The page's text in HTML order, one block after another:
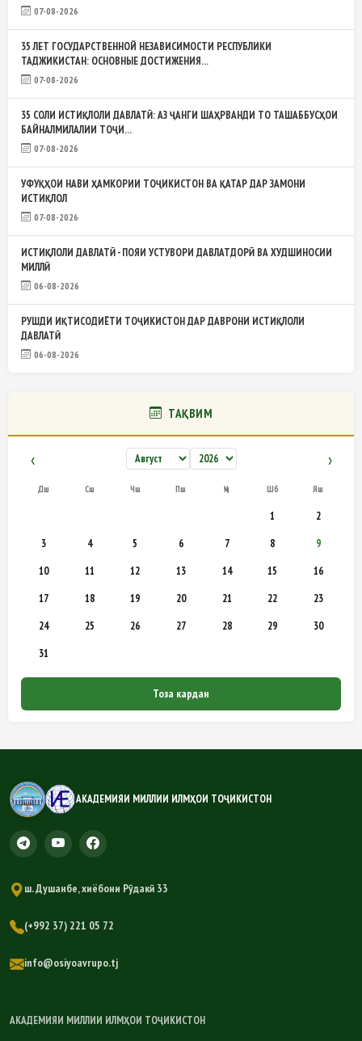
07-08-2026
35 ЛЕТ ГОСУДАРСТВЕННОЙ НЕЗАВИСИМОСТИ РЕСПУБЛИКИ
ТАДЖИКИСТАН: ОСНОВНЫЕ ДОСТИЖЕНИЯ...
07-08-2026
35 СОЛИ ИСТИҚЛОЛИ ДАВЛАТӢ: АЗ ҶАНГИ ШАҲРВАНДИ ТО ТАШАББУСҲОИ
БАЙНАЛМИЛАЛИИ ТОҶИ...
07-08-2026
УФУҚҲОИ НАВИ ҲАМКОРИИ ТОҶИКИСТОН ВА ҚАТАР ДАР ЗАМОНИ
ИСТИҚЛОЛ
07-08-2026
ИСТИҚЛОЛИ ДАВЛАТӢ - ПОЯИ УСТУВОРИ ДАВЛАТДОРӢ ВА ХУДШИНОСИИ
МИЛЛӢ
06-08-2026
РУШДИ ИҚТИСОДИЁТИ ТОҶИКИСТОН ДАР ДАВРОНИ ИСТИҚЛОЛИ
ДАВЛАТӢ
06-08-2026
ТАҚВИМ
‹ ›
Дш Сш Чш Пш Ҷм Шб Яш
1
2
3
4 5 6 7 8
9
10
11 12 13 14 15
16
17
18 19 20 21 22
23
24
25 26 27 28 29
30
31
Тоза кардан
АКАДЕМИЯИ МИЛЛИИ ИЛМҲОИ ТОҶИКИСТОН
ш. Душанбе, хиёбони Рӯдакӣ 33
(+992 37) 221 05 72
info@osiyoavrupo.tj
АКАДЕМИЯИ МИЛЛИИ ИЛМҲОИ ТОҶИКИСТОН